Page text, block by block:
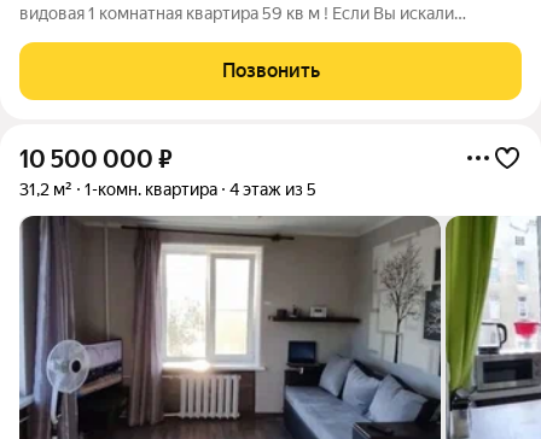
видовая 1 комнатная квартира 59 кв м ! Если Вы искали
техникой - поздравляю!!! Вы нашли ту самую квартиру, после
просмотра которой Вы
Позвонить
10 500 000 ₽
31,2 м² 1-комн. квартира 4 этаж из 5